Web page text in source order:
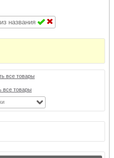
все товары
все товары